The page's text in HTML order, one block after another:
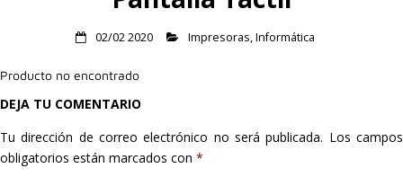
Hogar
Informática
02/02 2020 Impresoras,Informática
Producto no encontrado
DEJA TU COMENTARIO
Tu dirección de correo electrónico no será publicada. Los campos
obligatorios están marcados con *